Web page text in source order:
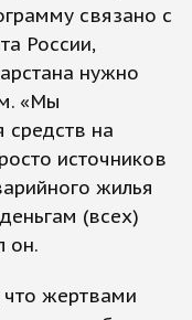
связано с
России,
нужно
«Мы
средств на
источников
жилья
(всех)
он.
что жертвами